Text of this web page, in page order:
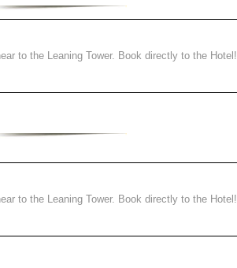
to the Leaning Tower. Book directly to the Hotel!
to the Leaning Tower. Book directly to the Hotel!